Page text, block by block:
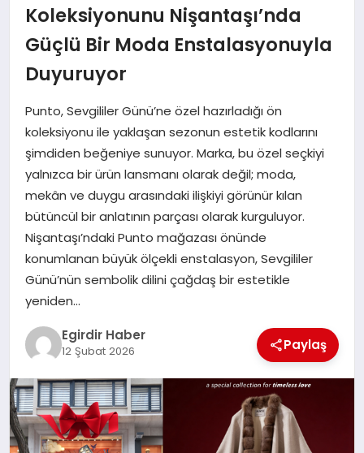
MAGAZIN
SIYASET
SPOR
TEKNOLOJI
YAŞAM
Koleksiyonunu Nişantaşı’nda
Güçlü Bir Moda Enstalasyonuyla
Duyuruyor
Punto, Sevgililer Günü’ne özel hazırladığı ön
koleksiyonu ile yaklaşan sezonun estetik kodlarını
şimdiden beğeniye sunuyor. Marka, bu özel seçkiyi
yalnızca bir ürün lansmanı olarak değil; moda,
mekân ve duygu arasındaki ilişkiyi görünür kılan
bütüncül bir anlatının parçası olarak kurguluyor.
Nişantaşı’ndaki Punto mağazası önünde
konumlanan büyük ölçekli enstalasyon, Sevgililer
Günü’nün sembolik dilini çağdaş bir estetikle
yeniden…
Egirdir Haber
12 Şubat 2026 Paylaş